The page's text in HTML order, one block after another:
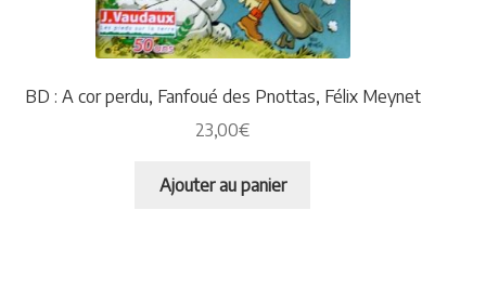
BD : A cor perdu, Fanfoué des Pnottas, Félix Meynet
23,00€
Ajouter au panier